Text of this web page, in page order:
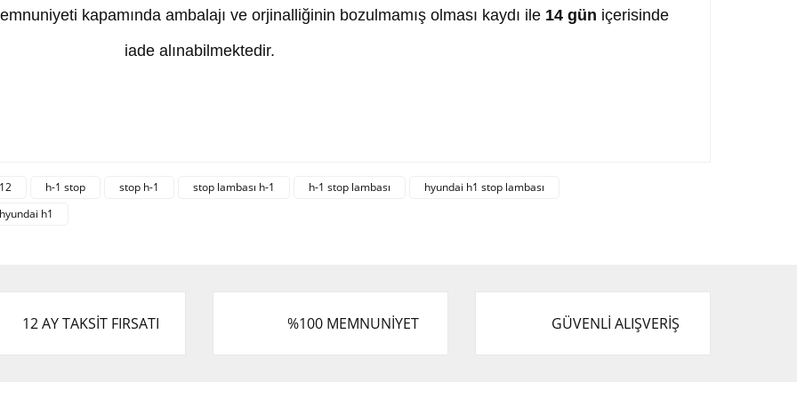
kapamında ambalajı ve orjinalliğinin bozulmamış olması kaydı ile 14 gün içerisinde
iade alınabilmektedir.
Bu ürüne ilk yorumu siz yapın!
h-1 stop stop h-1 stop lambası h-1 h-1 stop lambası
hyundai h1 stop lambası
h1
12 AY TAKSİT FIRSATI %100 MEMNUNİYET GÜVENLİ ALIŞVERİŞ